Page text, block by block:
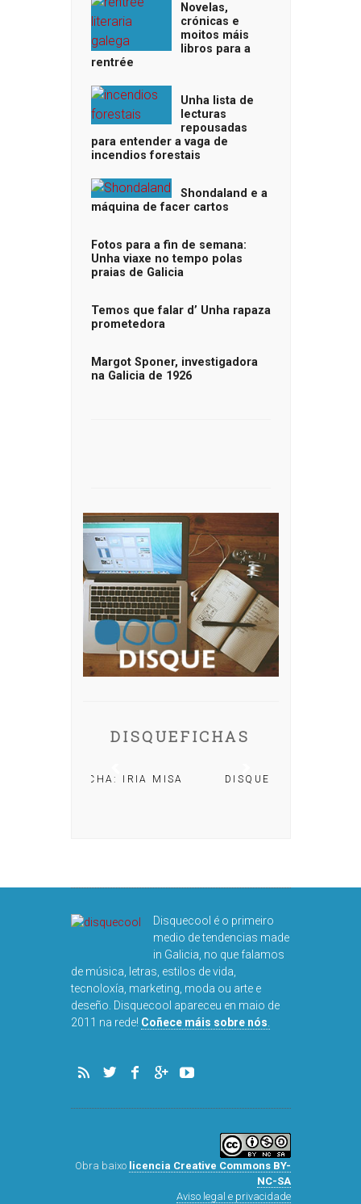
Novelas,
crónicas e
moitos máis
libros para a
rentrée
Unha lista de
lecturas
repousadas
para entender a vaga de
incendios forestais
Shondaland e a
máquina de facer cartos
Fotos para a fin de semana:
Unha viaxe no tempo polas
praias de Galicia
Temos que falar d’ Unha rapaza
prometedora
Margot Sponer, investigadora
na Galicia de 1926
DISQUEFICHAS
DISQUEFICHA: ÓLÖF
Disquecool é o primeiro
medio de tendencias made
in Galicia, no que falamos
de música, letras, estilos de vida,
tecnoloxía, marketing, moda ou arte e
deseño. Disquecool apareceu en maio de
2011 na rede! Coñece máis sobre nós
Obra baixo licencia Creative Commons BY-
NC-SA
Aviso legal e privacidade